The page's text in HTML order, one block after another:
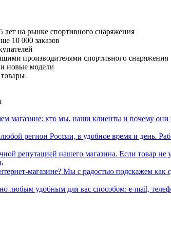
на рынке спортивного снаряжения
10 000 заказов
производителями спортивного снаряжения
новые модели
магазине: кто мы, наши клиенты и почему
регион России, в удобное время и день.
репутацией нашего магазина. Если товар не
магазине? Мы с радостью подскажем
любым удобным для вас способом: e-mail,